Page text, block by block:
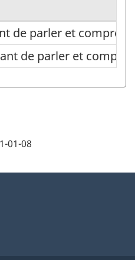
de parler et
de parler et
01-08